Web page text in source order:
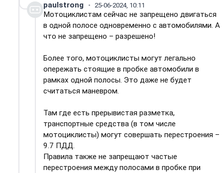
paulstrong 25-06-2024, 10:11
Мотоциклистам сейчас не запрещено двигаться
в одной полосе одновременно с автомобилями. А
что не запрещено – разрешено!
Более того, мотоциклисты могут легально
опережать стоящие в пробке автомобили в
рамках одной полосы. Это даже не будет
считаться маневром.
Там где есть прерывистая разметка,
транспортные средства (в том числе
мотоциклисты) могут совершать перестроения –
9.7 ПДД.
Правила также не запрещают частые
перестроения между полосами в пробке при